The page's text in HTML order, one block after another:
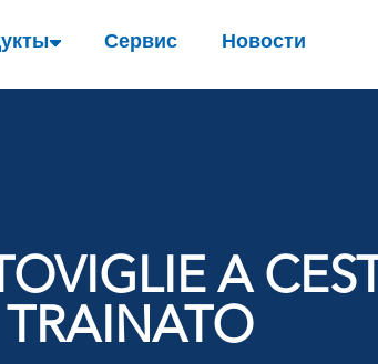
Сервис Новости
A
TRAINATO